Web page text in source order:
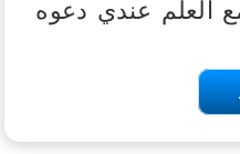
العلم عندي دعوه